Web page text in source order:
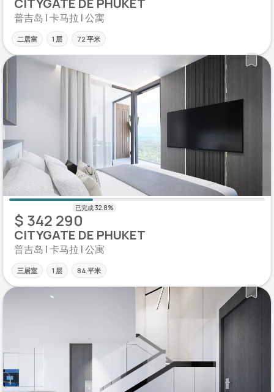
普吉岛 | 卡马拉 | 公寓
二居室 1 层 72 平米
$ 342 290
CITYGATE DE PHUKET
普吉岛 | 卡马拉 | 公寓
三居室 1 层 84 平米